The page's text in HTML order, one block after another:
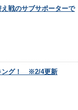
戦のサブサポーターで
ング！ ※2/4更新